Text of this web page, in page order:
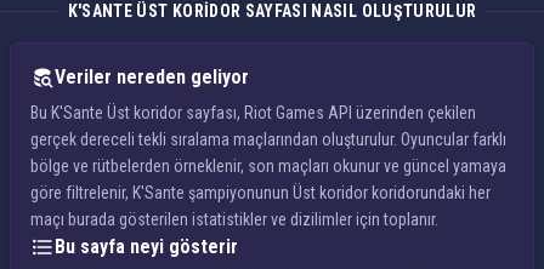
K'SANTE ÜST KORIDOR SAYFASI NASIL OLUŞTURULUR
Veriler nereden geliyor
Bu K'Sante Üst koridor sayfası, Riot Games API üzerinden çekilen
gerçek dereceli tekli sıralama maçlarından oluşturulur. Oyuncular farklı
bölge ve rütbelerden örneklenir, son maçları okunur ve güncel yamaya
göre filtrelenir, K'Sante şampiyonunun Üst koridor koridorundaki her
maçı burada gösterilen istatistikler ve dizilimler için toplanır.
Bu sayfa neyi gösterir